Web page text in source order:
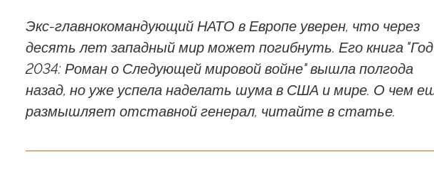
Экс-главнокомандующий НАТО в Европе уверен, что через
десять лет западный мир может погибнуть. Его книга "Год
2034: Роман о Следующей мировой войне" вышла полгода
назад, но уже успела наделать шума в США и мире. О чем
размышляет отставной генерал, читайте в статье.